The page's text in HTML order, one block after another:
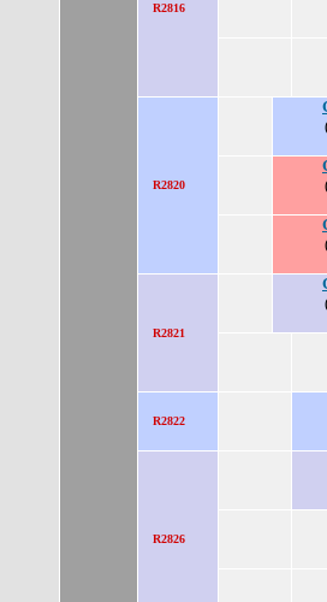
R2816
R2820
R2821
R2822
R2826